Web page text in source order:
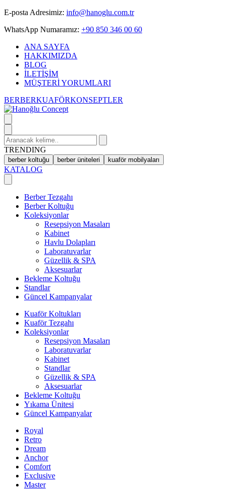
Skip
content
E-posta Adresimiz: info@hanoglu.com.tr
WhatsApp Numaramız: +90 850 346 00 60
ANA SAYFA
HAKKIMIZDA
BLOG
İLETİŞİM
MÜŞTERİ YORUMLARI
BERBERKUAFÖRKONSEPTLER
Search
for:
TRENDING
berber koltuğu berber üniteleri kuaför mobilyaları
KATALOG
Berber Tezgahı
Berber Koltuğu
Koleksiyonlar
Resepsiyon Masaları
Kabinet
Havlu Dolapları
Laboratuvarlar
Güzellik & SPA
Aksesuarlar
Bekleme Koltuğu
Standlar
Güncel Kampanyalar
Kuaför Koltukları
Kuaför Tezgahı
Koleksiyonlar
Resepsiyon Masaları
Laboratuvarlar
Kabinet
Standlar
Güzellik & SPA
Aksesuarlar
Bekleme Koltuğu
Yıkama Ünitesi
Güncel Kampanyalar
Royal
Retro
Dream
Anchor
Comfort
Exclusive
Master